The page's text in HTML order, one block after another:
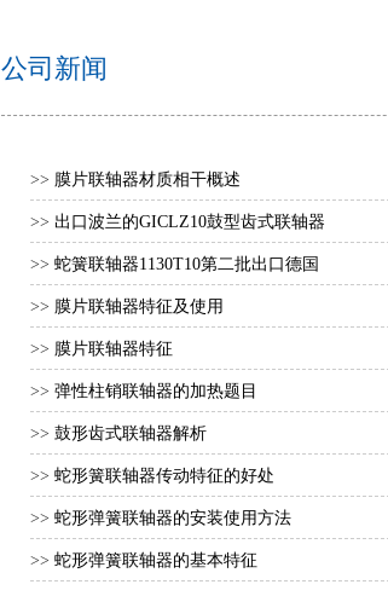
公司新闻
>> 膜片联轴器材质相干概述
>> 出口波兰的GICLZ10鼓型齿式联轴器
>> 蛇簧联轴器1130T10第二批出口德国
>> 膜片联轴器特征及使用
>> 膜片联轴器特征
>> 弹性柱销联轴器的加热题目
>> 鼓形齿式联轴器解析
>> 蛇形簧联轴器传动特征的好处
>> 蛇形弹簧联轴器的安装使用方法
>> 蛇形弹簧联轴器的基本特征